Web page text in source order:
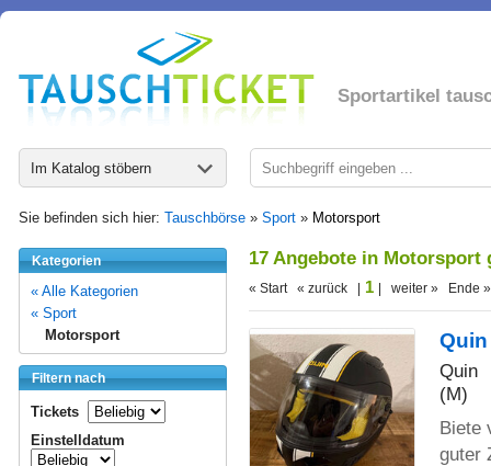
Sportartikel
Im Katalog stöbern
Sie befinden sich hier: Tauschbörse » Sport » Motorsport
Kategorien
« Alle Kategorien
« Sport
Motorsport
Filtern nach
Tickets
Einstelldatum
17 Angebote in Motorsport
« Start « zurück | 1 | weiter » Ende »
Quin
(M)
Biete
guter